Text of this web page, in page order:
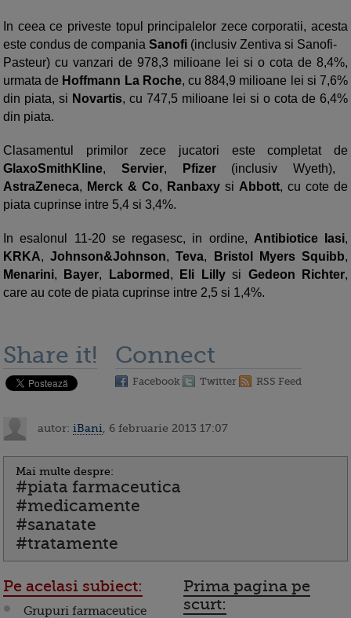
In ceea ce priveste topul principalelor zece corporatii, acesta
este condus de compania Sanofi (inclusiv Zentiva si Sanofi-
Pasteur) cu vanzari de 978,3 milioane lei si o cota de 8,4%,
urmata de Hoffmann La Roche, cu 884,9 milioane lei si 7,6%
din piata, si Novartis, cu 747,5 milioane lei si o cota de 6,4%
din piata.
Clasamentul primilor zece jucatori este completat de
GlaxoSmithKline, Servier, Pfizer (inclusiv Wyeth),
AstraZeneca, Merck & Co, Ranbaxy si Abbott, cu cote de
piata cuprinse intre 5,4 si 3,4%.
In esalonul 11-20 se regasesc, in ordine, Antibiotice Iasi,
KRKA,Johnson&Johnson,Teva, Bristol Myers Squibb,
Menarini, Bayer, Labormed , Eli Lillysi Gedeon Richter,
care au cote de piata cuprinse intre 2,5 si 1,4%.
Share it! Connect
Facebook Twitter RSS Feed
autor: iBani , 6 februarie 2013 17:07
Mai multe despre:
#piata farmaceutica
#medicamente
#sanatate
#tratamente
Pe acelasi subiect:
Grupuri farmaceutice
Prima pagina pe
scurt: